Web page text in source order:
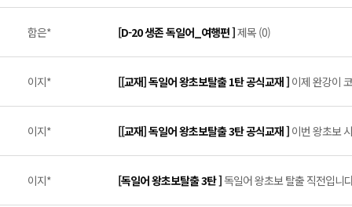
함은* [D-20 생존 독일어_여행편 ]제목 (0)
이지* [[교재] 독일어 왕초보탈출 1탄 공식교재 ] 이제 완강이
이지* [[교재] 독일어 왕초보탈출 3탄 공식교재 ] 이번 왕초보
이지* [독일어 왕초보탈출 3탄 ]독일어 왕초보 탈출 직전입니